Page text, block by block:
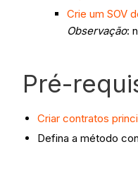
Crie um SOV
Observação:
Pré-
Criar contratos
Defina a método